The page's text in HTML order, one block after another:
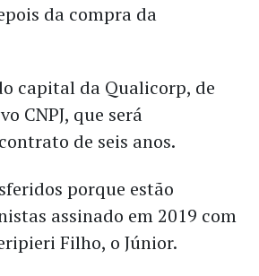
da compra da
capital da Qualicorp, de
CNPJ, que será
de seis anos.
porque estão
assinado em 2019 com
Filho, o Júnior.